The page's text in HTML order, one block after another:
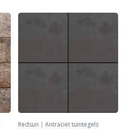
Redsun | Antraciet tuintegels